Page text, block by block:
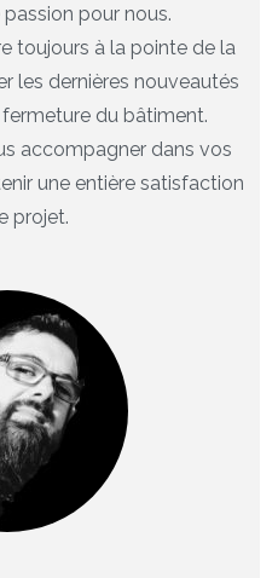
pour nous.
toujours à la pointe de la
les dernières nouveautés
du bâtiment.
accompagner dans vos
une entière satisfaction
projet.